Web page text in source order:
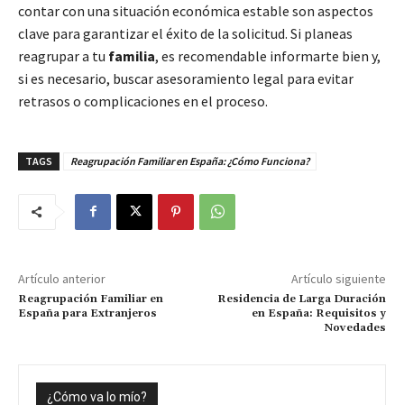
contar con una situación económica estable son aspectos
clave para garantizar el éxito de la solicitud. Si planeas
reagrupar a tu familia, es recomendable informarte bien y,
si es necesario, buscar asesoramiento legal para evitar
retrasos o complicaciones en el proceso.
TAGS Reagrupación Familiar en España: ¿Cómo Funciona?
Artículo anterior
Reagrupación Familiar en
España para Extranjeros
Artículo siguiente
Residencia de Larga Duración
en España: Requisitos y
Novedades
¿Cómo va lo mío?